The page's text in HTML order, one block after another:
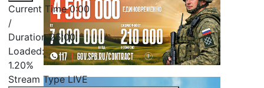
Current Time0:00
/
Duration25:00
Loaded:
1.20%
Stream TypeLIVE